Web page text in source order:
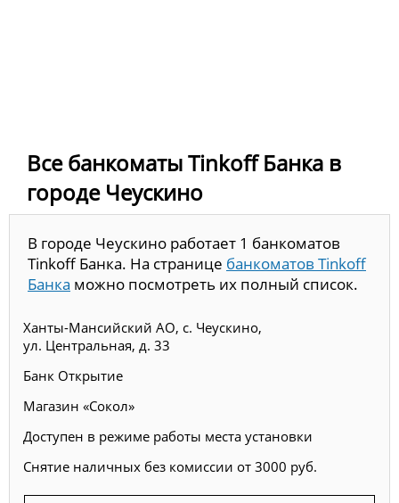
Все банкоматы Tinkoff Банка в
городе Чеускино
В городе Чеускино работает 1 банкоматов
Tinkoff Банка. На странице банкоматов Tinkoff
Банка можно посмотреть их полный список.
Ханты-Мансийский АО, с. Чеускино,
ул. Центральная, д. 33
Банк Открытие
Магазин «Сокол»
Доступен в режиме работы места установки
Снятие наличных без комиссии от 3000 руб.